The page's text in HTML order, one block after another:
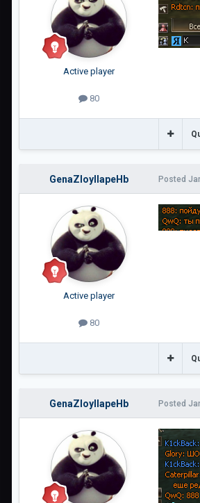
Active player
80
GenaZloyIIapeHb
Active player
80
Posted
GenaZloyIIapeHb Posted